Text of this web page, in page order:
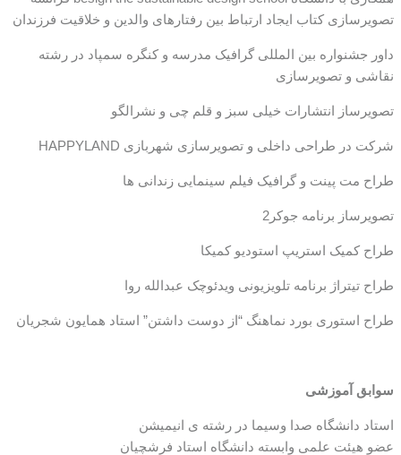
تصویرسازی کتاب ایجاد ارتباط بین رفتارهای والدین و خلاقیت فرزندان
داور جشنواره بین المللی گرافیک مدرسه و کنگره سمپاد در رشته
نقاشی و تصویرسازی
تصویرساز انتشارات خیلی سبز و قلم چی و نشرالگو
شرکت در طراحی داخلی و تصویرسازی شهربازی HAPPYLAND
طراح مت پینت و گرافیک فیلم سینمایی زندانی ها
تصویرساز برنامه جوکر2
طراح کمیک استریپ استودیو کمیکا
طراح تیتراژ برنامه تلویزیونی ویدئوچک عبدالله روا
طراح استوری بورد نماهنگ “از دوست داشتن” استاد همایون شجریان
سوابق آموزشی
استاد دانشگاه صدا وسیما در رشته ی انیمیشن
عضو هیئت علمی وابسته دانشگاه استاد فرشچیان